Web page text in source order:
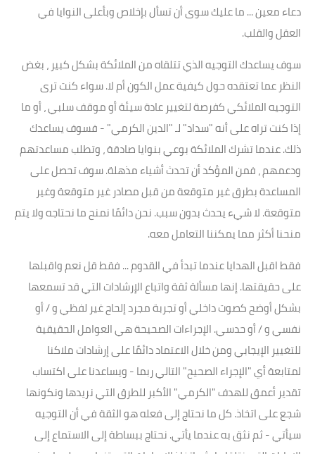
دعاء معين ... ما عليك سوى أن تسأل بإخلاص وبأعلى النوايا في
العقل والقلب.
سوف يساعدك التوجيه الذي تتلقاه من الملائكة بشكل كبير ، بغض
النظر عما تعتقده حول كيفية عمل الكون أم لا. سواء كنت ترى
التوجيه الملائكي كفرصة لتغيير عادة سيئة أو موقف سلبي ، أو ما
إذا كنت تراه على أنه "سداد" لـ "الدين الكرمي" - فسوف يساعدك
ذلك. عندما تشرك الملائكة بوعي بنوايا صادقة ، وتطلب مساعدتهم
ودعمهم ، فمن المؤكد أن تحدث أشياء مذهلة. سوف تحصل على
المساعدة بطرق غير متوقعة من قبل مصادر غير متوقعة وغير
متوقعة. لا شيء يحدث بدون سبب. نحن دائمًا نمنح ما نحتاجه ولا يتم
منحنا أكثر مما يمكننا التعامل معه.
فقط اقبل الهدايا عندما تبدأ في القدوم ... فقط قل نعم واقبلها
على حقيقتها. إنها مسألة ثقة واتباع الإرشادات التي قد تسمعها
بشكل أوضح كصوت داخلي أو تجربة مجرد إلحاح غير لفظي و / أو
نفسي و / أو حدسي. الإجراءات الصحيحة هي العوامل الحقيقية
للتغيير الإيجابي ومن خلال الاعتماد دائمًا على إرشادات ملاكنا
لمتابعة أي "الإجراء الصحيح" التالي ربما - ويساعدنا على اكتساب
تقدير أعمق للهدف "الكرمي" الأكبر للطرق التي نريدها ونكونها
شجع على اتخاذ. كل ما نحتاج إلى فعله هو الثقة في أن التوجيه
سيأتي - ثم نثق به عندما يأتي. نحتاج ببساطة إلى الاستماع إلى